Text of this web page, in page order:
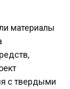
материалы
с твердыми